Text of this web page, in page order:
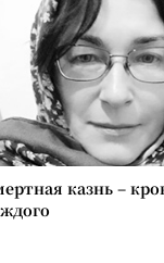
казнь –